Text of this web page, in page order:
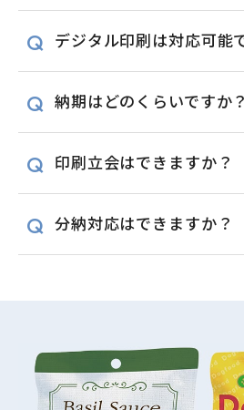
デジタル印刷は対応可能
納期はどのくらいですか？
印刷立会はできますか？
分納対応はできますか？